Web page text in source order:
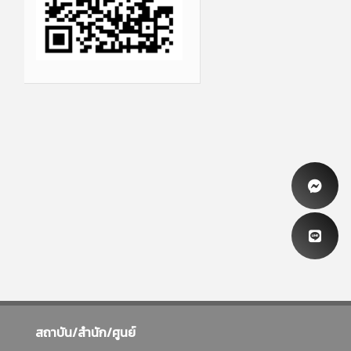
สถาบัน/สำนัก/ศูนย์